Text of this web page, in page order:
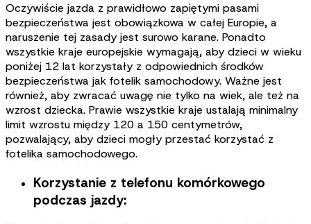
Oczywiście jazda z prawidłowo zapiętymi pasami
bezpieczeństwa jest obowiązkowa w całej Europie, a
naruszenie tej zasady jest surowo karane. Ponadto
wszystkie kraje europejskie wymagają, aby dzieci w wieku
poniżej 12 lat korzystały z odpowiednich środków
bezpieczeństwa jak fotelik samochodowy. Ważne jest
również, aby zwracać uwagę nie tylko na wiek, ale też na
wzrost dziecka. Prawie wszystkie kraje ustalają minimalny
limit wzrostu między 120 a 150 centymetrów,
pozwalający, aby dzieci mogły przestać korzystać z
fotelika samochodowego.
Korzystanie z telefonu komórkowego
podczas jazdy: